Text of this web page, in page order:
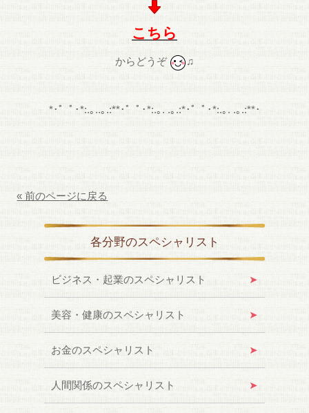
こ ちら
からどうぞ ♫
*･゜ﾟ･*:.｡..｡.:**･゜ﾟ･*:.｡. .｡.:*･゜ﾟ･*:.｡. .｡.:**･
« 前のページに戻る
各分野のスペシャリスト
ビジネス・起業のスペシャリスト
美容・健康のスペシャリスト
お金のスペシャリスト
人間関係のスペシャリスト